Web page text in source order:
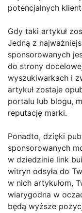
potencjalnych
Gdy taki artykuł
Jedną z
sponsorowanych
do strony
wyszukiwarkach i
artykuł zostaje
portalu lub blogu,
reputację marki.
Ponadto, dzięki
sponsorowanych
w dziedzinie link
witryn odsyła do
w nich artykułom,
wiarygodna w
będą wyższe